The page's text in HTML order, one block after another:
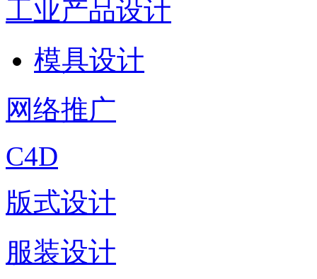
工业产品设计
模具设计
网络推广
C4D
版式设计
服装设计